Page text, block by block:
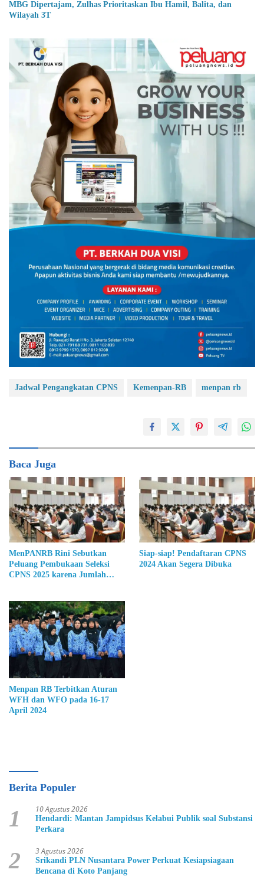
MBG Dipertajam, Zulhas Prioritaskan Ibu Hamil, Balita, dan
Wilayah 3T
Jadwal Pengangkatan CPNS Kemenpan-RB menpan rb
Baca Juga
MenPANRB Rini Sebutkan
Peluang Pembukaan Seleksi
CPNS 2025 karena Jumlah
Siap-siap! Pendaftaran CPNS
2024 Akan Segera Dibuka
Menpan RB Terbitkan Aturan
WFH dan WFO pada 16-17
April 2024
Berita Populer
1 10 Agustus 2026
Hendardi: Mantan Jampidsus Kelabui Publik soal Substansi
Perkara
2 3 Agustus 2026
Srikandi PLN Nusantara Power Perkuat Kesiapsiagaan
Bencana di Koto Panjang